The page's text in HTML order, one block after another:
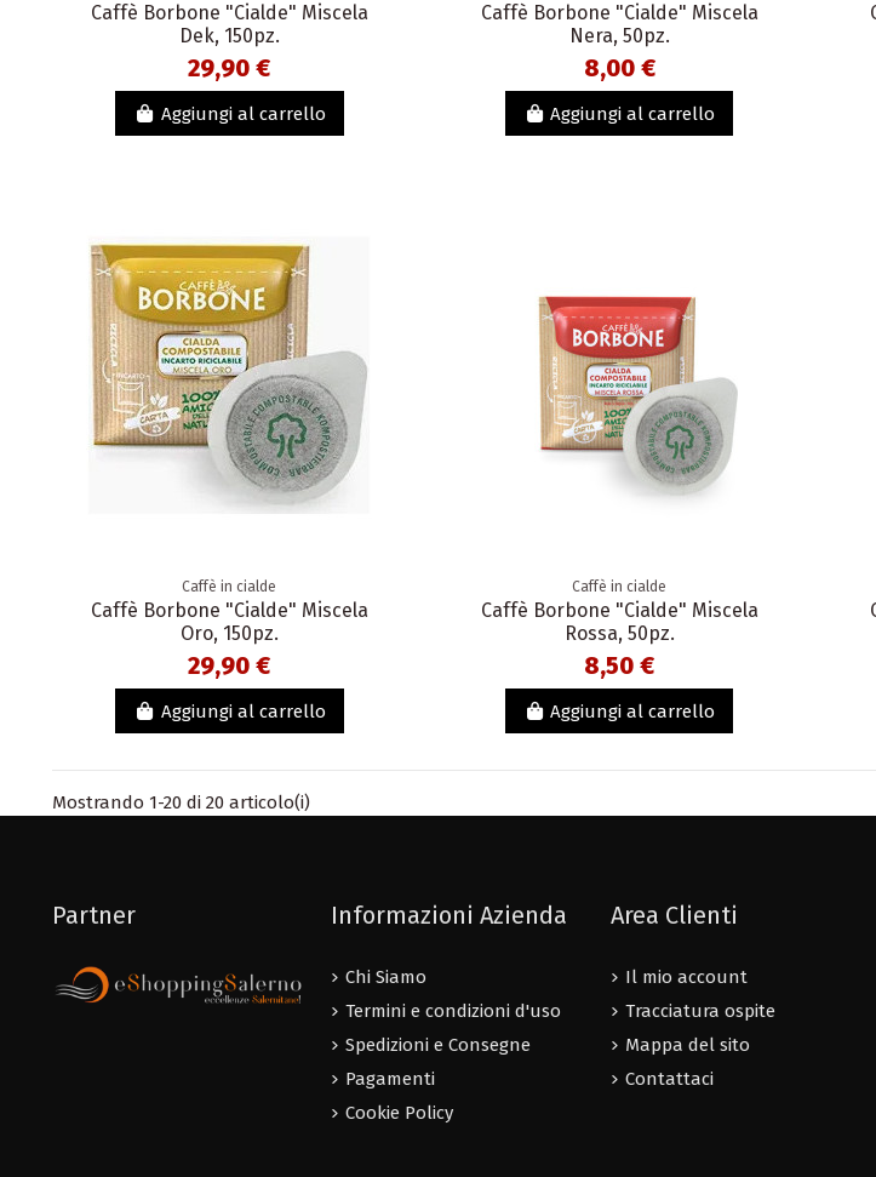
Caffè Borbone "Cialde" Miscela
Dek, 150pz.
29,90 €
Aggiungi al carrello
Caffè Borbone "Cialde" Miscela
Nera, 50pz.
8,00 €
Aggiungi al carrello
Caffè in cialde
Caffè Borbone "Cialde" Miscela
Oro, 150pz.
29,90 €
Aggiungi al carrello
Caffè in cialde
Caffè Borbone "Cialde" Miscela
Rossa, 50pz.
8,50 €
Aggiungi al carrello
Mostrando 1-20 di 20 articolo(i)
Partner Informazioni Azienda
Chi Siamo
Termini e condizioni d'uso
Spedizioni e Consegne
Pagamenti
Cookie Policy
Area Clienti
Il mio account
Tracciatura ospite
Mappa del sito
Contattaci